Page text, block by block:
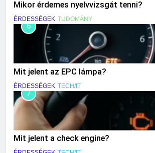
Mikor érdemes nyelvvizsgát tenni?
ÉRDESSÉGEK TUDOMÁNY
6
Mit jelent az EPC lámpa?
ÉRDESSÉGEK TECH/IT
7
Mit jelent a check engine?